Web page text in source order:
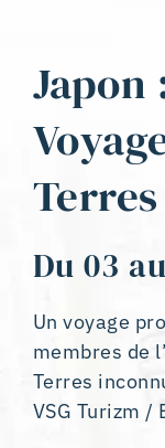
L’association
Voyages
Japon
Du 03
Un voyage
membres de
Terres
VSG Turizm /